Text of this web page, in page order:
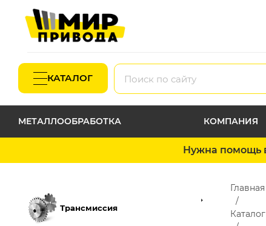
КАТАЛОГ
МЕТАЛЛООБРАБОТКА КОМПАНИЯ
Нужна помощь
Трансмиссия
Главная
Каталог